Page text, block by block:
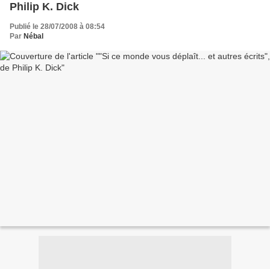
Philip K. Dick
Publié le 28/07/2008 à 08:54
Par Nébal